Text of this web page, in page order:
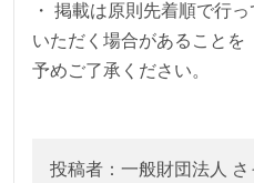
・ 掲載は原則先着順で行
いただく場合があることを
予めご了承ください。
投稿者：一般財団法人